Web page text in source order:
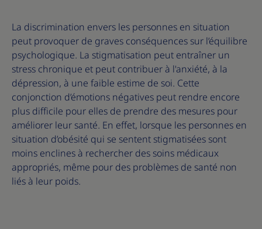
La discrimination envers les personnes en situation
peut provoquer de graves conséquences sur l’équilibre
psychologique. La stigmatisation peut entraîner un
stress chronique et peut contribuer à l'anxiété, à la
dépression, à une faible estime de soi. Cette
conjonction d’émotions négatives peut rendre encore
plus difficile pour elles de prendre des mesures pour
améliorer leur santé. En effet, lorsque les personnes en
situation d’obésité qui se sentent stigmatisées sont
moins enclines à rechercher des soins médicaux
appropriés, même pour des problèmes de santé non
liés à leur poids.